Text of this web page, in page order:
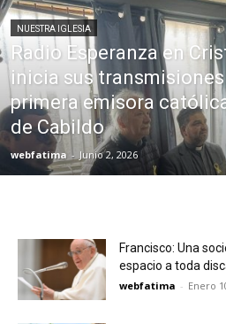
NUESTRA IGLESIA
Radio Esperanza en
inicia sus
primera emisora
de Cabildo
webfatima - Junio 2, 2026
Francisco: Una
espacio a toda
webfatima - Enero